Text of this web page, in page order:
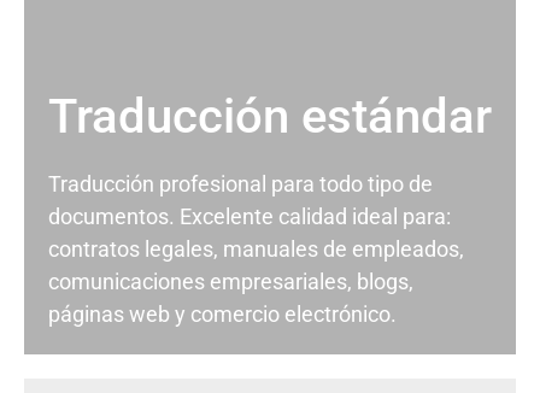
Traducción estándar
Traducción profesional para todo tipo de
documentos. Excelente calidad ideal para:
contratos legales, manuales de empleados,
comunicaciones empresariales, blogs,
páginas web y comercio electrónico.